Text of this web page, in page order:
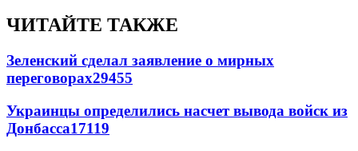
ЧИТАЙТЕ ТАКЖЕ
Зеленский сделал заявление о мирных
переговорах29455
Украинцы определились насчет вывода войск из
Донбасса17119